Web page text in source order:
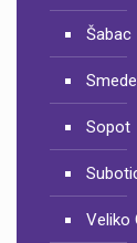
Šabac
Sopot
Veliko